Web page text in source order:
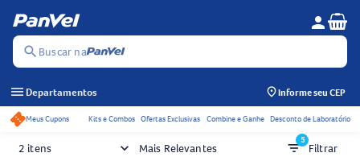
search Buscar na
Menu do
person
menu Departamentos Informe seu CEP
Acessos rápidos do cabeçalho
Meus Cupons Kits e Combos Ofertas Exclusivas Combine e Ganhe Desconto de Laboratório
2 itens keyboard_arrow_down Mais Relevantes filter_list5
Filtrar